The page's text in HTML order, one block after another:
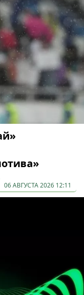
06 АВГУСТА 2026 12:11